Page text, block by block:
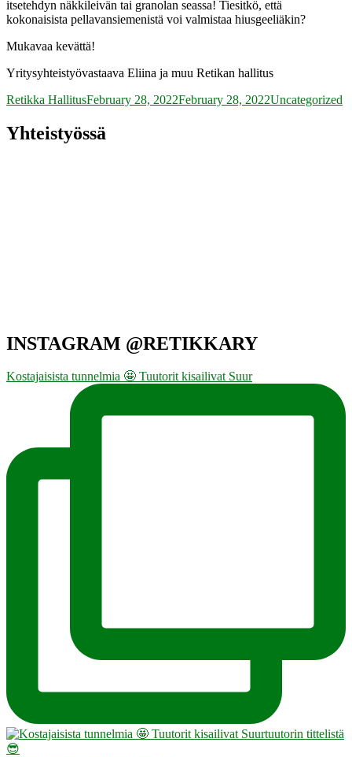
itsetehdyn näkkileivän tai granolan seassa! Tiesitkö, että
kokonaisista pellavansiemenistä voi valmistaa hiusgeeliäkin?
Mukavaa kevättä!
Yritysyhteistyövastaava Eliina ja muu Retikan hallitus
Author
Retikka HallitusPosted
February 28, 2022February 28, 2022Categories
Uncategorized
Yhteistyössä
INSTAGRAM @RETIKKARY
Kostajaisista tunnelmia 🤩 Tuutorit kisailivat Suur